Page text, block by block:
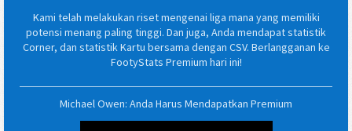
Kami telah melakukan riset mengenai liga mana yang memiliki
potensi menang paling tinggi. Dan juga, Anda mendapat statistik
Corner, dan statistik Kartu bersama dengan CSV. Berlangganan ke
FootyStats Premium hari ini!
Michael Owen: Anda Harus Mendapatkan Premium